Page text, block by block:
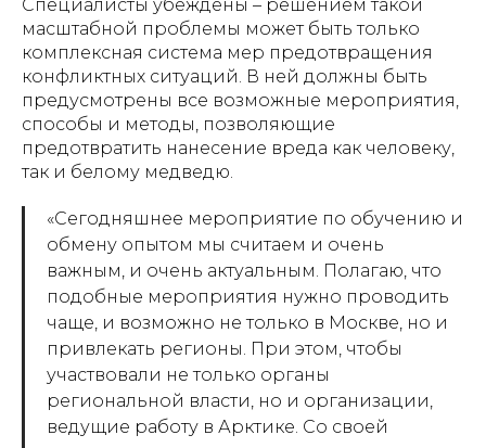
Специалисты убеждены – решением такой
масштабной проблемы может быть только
комплексная система мер предотвращения
конфликтных ситуаций. В ней должны быть
предусмотрены все возможные мероприятия,
способы и методы, позволяющие
предотвратить нанесение вреда как человеку,
так и белому медведю.
«Сегодняшнее мероприятие по обучению и
обмену опытом мы считаем и очень
важным, и очень актуальным. Полагаю, что
подобные мероприятия нужно проводить
чаще, и возможно не только в Москве, но и
привлекать регионы. При этом, чтобы
участвовали не только органы
региональной власти, но и организации,
ведущие работу в Арктике. Со своей